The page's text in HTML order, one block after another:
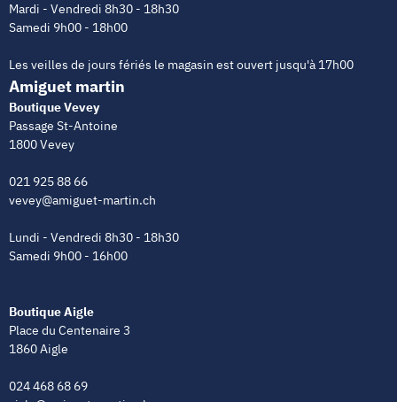
Mardi - Vendredi 8h30 - 18h30
Samedi 9h00 - 18h00
Les veilles de jours fériés le magasin est ouvert jusqu'à 17h00
Amiguet martin
Boutique Vevey
Passage St-Antoine
1800 Vevey
021 925 88 66
vevey@amiguet-martin.ch
Lundi - Vendredi 8h30 - 18h30
Samedi 9h00 - 16h00
Boutique Aigle
Place du Centenaire 3
1860 Aigle
024 468 68 69